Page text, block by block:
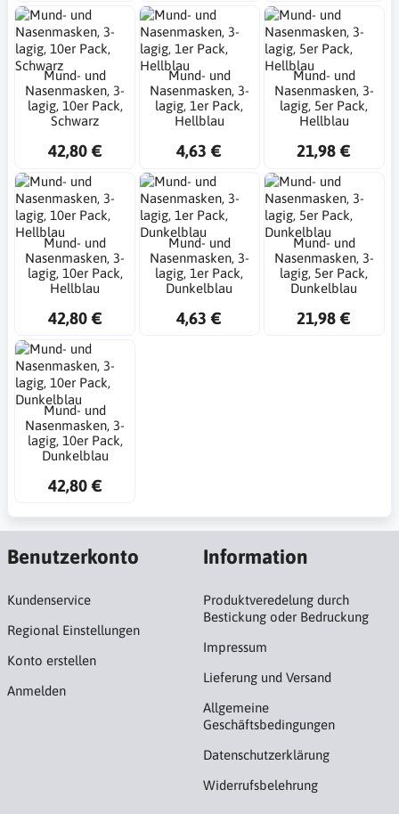
Mund- und
Nasenmasken, 3-
lagig, 10er Pack,
Schwarz
42,80 €
Mund- und
Nasenmasken, 3-
lagig, 1er Pack,
Hellblau
4,63 €
Mund- und
Nasenmasken, 3-
lagig, 5er Pack,
Hellblau
21,98 €
Mund- und
Nasenmasken, 3-
lagig, 10er Pack,
Hellblau
42,80 €
Mund- und
Nasenmasken, 3-
lagig, 1er Pack,
Dunkelblau
4,63 €
Mund- und
Nasenmasken, 3-
lagig, 5er Pack,
Dunkelblau
21,98 €
Mund- und
Nasenmasken, 3-
lagig, 10er Pack,
Dunkelblau
42,80 €
Benutzerkonto
Kundenservice
Regional Einstellungen
Konto erstellen
Anmelden
Information
Produktveredelung durch
Bestickung oder Bedruckung
Impressum
Lieferung und Versand
Allgemeine
Geschäftsbedingungen
Datenschutzerklärung
Widerrufsbelehrung